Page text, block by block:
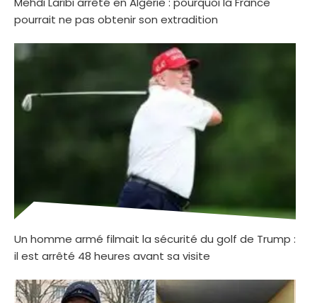
pourrait ne pas obtenir son extradition
Un homme armé filmait la sécurité du golf de Trump :
il est arrêté 48 heures avant sa visite